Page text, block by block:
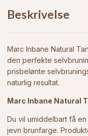
Beskrivelse
Marc Inbane Natural
den perfekte
prisbelønte
naturlig resultat.
Marc Inbane Natural
Du vil umiddelbart få
jevn brunfarge.